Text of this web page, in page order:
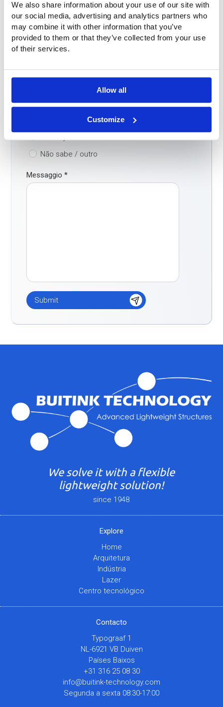
We also share information about your use of our site with
our social media, advertising and analytics partners who
may combine it with other information that you’ve
provided to them or that they’ve collected from your use
of their services.
Allow all
Customize
Paese*
Come ha trovato la nostra azienda?
Motor de busca
LinkedIn/ redes sociais
Não sabe / outro
Messaggio*
We solve it with a flexible
lightweight solution!
since 1948
Explore
Home
Arquitetura
Indústria
Lazer
Centro tecnológico
Contacto
Typograaf 1
NL-6921 VB Duiven
Países Baixos
+31 316 25 08 30
info@buitink-technology.com
Segunda a sexta 08:30-17:00